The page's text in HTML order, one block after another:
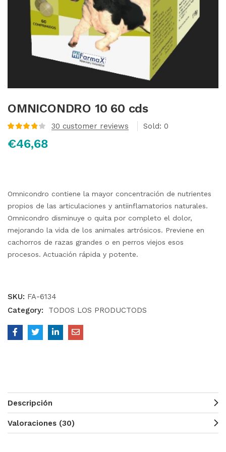
OMNICONDRO 10 60 cds
con3.86
de 5 en
30 customer reviews Sold: 0
€46,68
Omnicondro contiene la mayor concentración de nutrientes
propios de las articulaciones y antiinflamatorios naturales.
Omnicondro disminuye o quita por completo el dolor,
mejorando la vida de los animales artrósicos. Previene en
cachorros de razas grandes o en perros viejos esos
procesos. Actuación rápida y potente.
SKU: FA-6134
Category:
TODOS LOS PRODUCTODS
Descripción
Valoraciones (30)